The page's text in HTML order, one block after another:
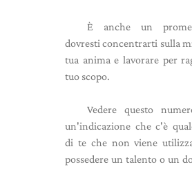
È anche un
dovresti concentrarti sulla
tua anima e lavorare per
tuo scopo.
Vedere questo
un'indicazione che c'è
di te che non viene
possedere un talento o un